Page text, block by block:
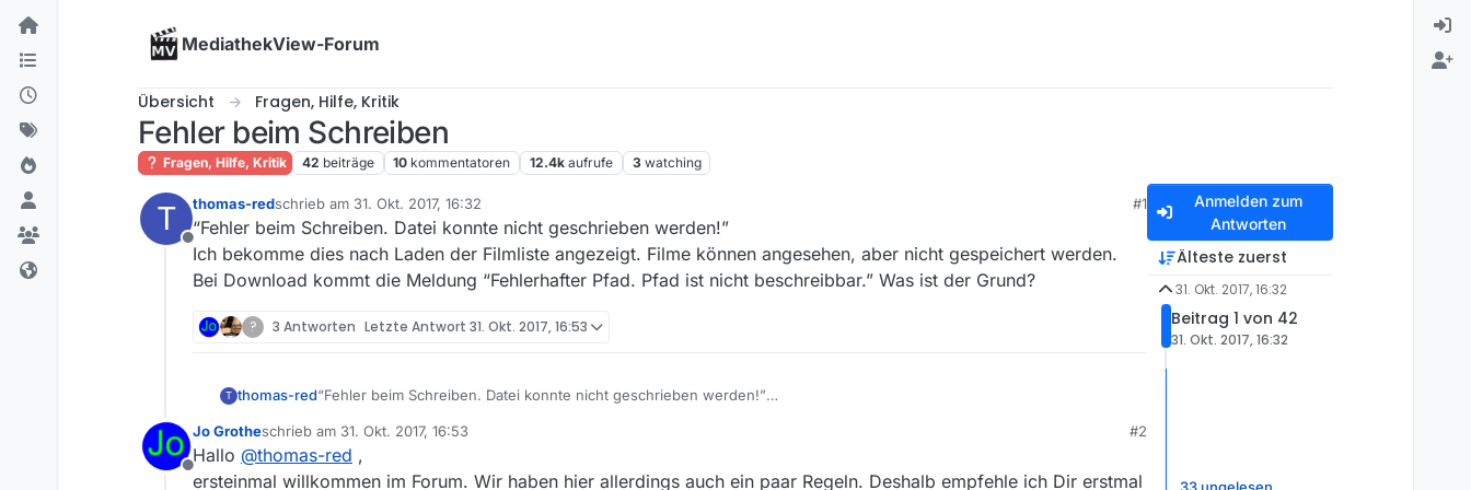
Skip to content
MediathekView-Forum
Übersicht Fragen, Hilfe, Kritik
Fehler beim Schreiben
Fragen, Hilfe, Kritik 42 beiträge 10 kommentatoren 12.4k aufrufe 3 watching
T
Offline
thomas-redschrieb am 31. Okt. 2017, 16:32
zuletzt editiert von
#1
“Fehler beim Schreiben. Datei konnte nicht geschrieben werden!”
Ich bekomme dies nach Laden der Filmliste angezeigt. Filme können angesehen, aber nicht gespeichert werden.
Bei Download kommt die Meldung “Fehlerhafter Pfad. Pfad ist nicht beschreibbar.” Was ist der Grund?
? 3 Antworten Letzte Antwort 31. Okt. 2017, 16:53
T thomas-red“Fehler beim Schreiben. Datei konnte nicht geschrieben werden!”
Download kommt die Meldung “Fehlerhafter Pfad. Pfad ist nicht beschreibbar.” Was ist der Grund?
Offline
Jo Grotheschrieb am 31. Okt. 2017, 16:53
zuletzt editiert von
#2
Hallo @thomas-red ,
ersteinmal willkommen im Forum. Wir haben hier allerdings auch ein paar Regeln. Deshalb empfehle ich Dir erstmal
Anmelden zum
Antworten
Älteste zuerst
31. Okt. 2017, 16:32
Beitrag 1 von 42
31. Okt. 2017, 16:32